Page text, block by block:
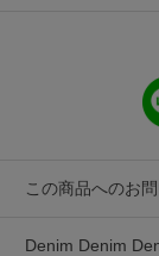
この商品へのお
Denim Denim